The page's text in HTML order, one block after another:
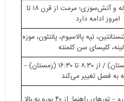
آسیب‌دیده از زلزله و آتش‌سوزی؛ مرمت از قرن ۱۸ تا
امروز ادامه دارد
تپه پالاسیوم، پانتئون، موزه
کلیسای سن کلمنته
۸:۳۰ تا ۱۹:۱۵ (تابستان) / از ۸:۳۰ تا ۱۶:۳۰ (زمستان) –
به فصل تغییر می‌کند